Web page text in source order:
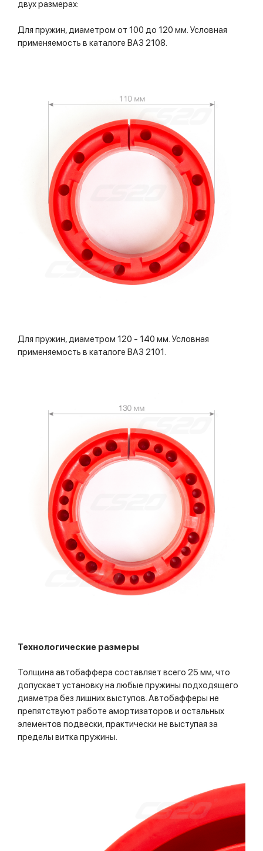
двух размерах:
Для пружин, диаметром от 100 до 120 мм. Условная
применяемость в каталоге ВАЗ 2108.
Для пружин, диаметром 120 - 140 мм. Условная
применяемость в каталоге ВАЗ 2101.
Технологические размеры
Толщина автобаффера составляет всего 25 мм, что
допускает установку на любые пружины подходящего
диаметра без лишних выступов. Автобафферы не
препятствуют работе амортизаторов и остальных
элементов подвески, практически не выступая за
пределы витка пружины.